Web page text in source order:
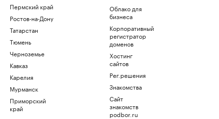
Пермский край
Ростов-на-Дону
Татарстан
Тюмень
Черноземье
Кавказ
Карелия
Мурманск
Приморский
край
Облако для
бизнеса
Корпоративный
регистратор
доменов
Хостинг
сайтов
Рег.решения
Знакомства
Сайт
знакомств
podbor.ru